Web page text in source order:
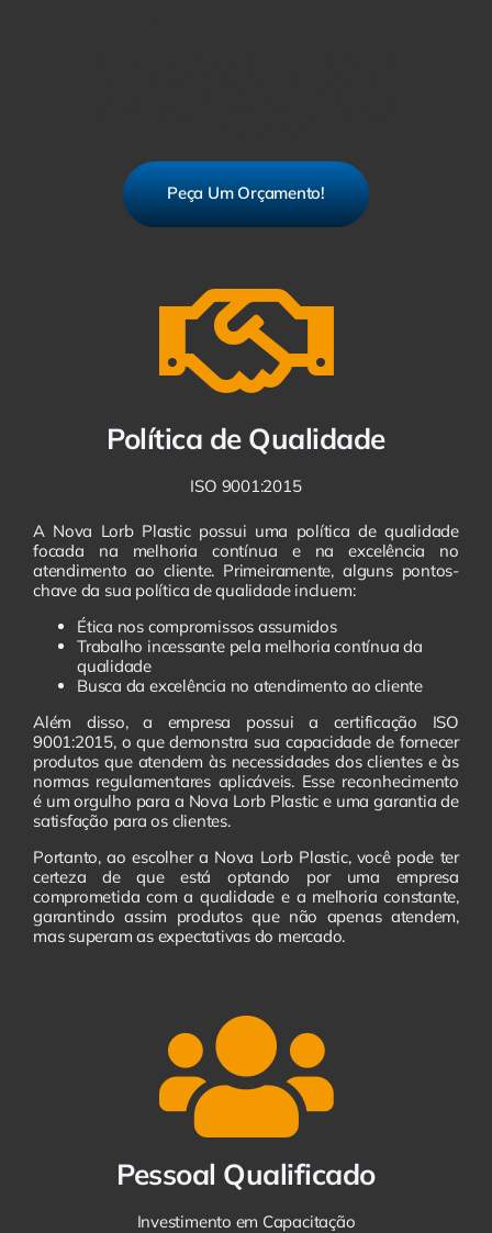
Peça Um Orçamento!
Política de Qualidade
ISO 9001:2015
A Nova Lorb Plastic possui uma política de qualidade
focada na melhoria contínua e na excelência no
atendimento ao cliente. Primeiramente, alguns pontos-
chave da sua política de qualidade incluem:
Ética nos compromissos assumidos
Trabalho incessante pela melhoria contínua da
qualidade
Busca da excelência no atendimento ao cliente
Além disso, a empresa possui a certificação ISO
9001:2015, o que demonstra sua capacidade de fornecer
produtos que atendem às necessidades dos clientes e às
normas regulamentares aplicáveis. Esse reconhecimento
é um orgulho para a Nova Lorb Plastic e uma garantia de
satisfação para os clientes.
Portanto, ao escolher a Nova Lorb Plastic, você pode ter
certeza de que está optando por uma empresa
comprometida com a qualidade e a melhoria constante,
garantindo assim produtos que não apenas atendem,
mas superam as expectativas do mercado.
Pessoal Qualificado
Investimento em Capacitação